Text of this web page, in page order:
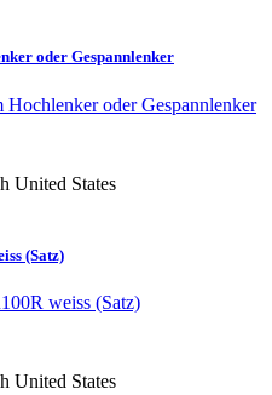
oder Gespannlenker
United States
(Satz)
United States